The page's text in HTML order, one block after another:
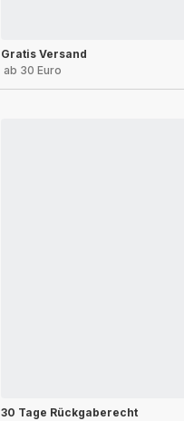
Gratis Versand
ab 30 Euro
30 Tage Rückgaberecht